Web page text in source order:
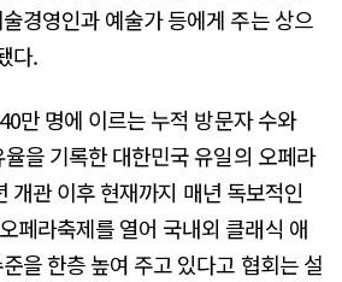
경영인과 예술가 등에게 주는 상으
다.
만 명에 이르는 누적 방문자 수와
을 기록한 대한민국 유일의 오페라
개관 이후 현재까지 매년 독보적인
페라축제를 열어 국내외 클래식 애
을 한층 높여 주고 있다고 협회는 설